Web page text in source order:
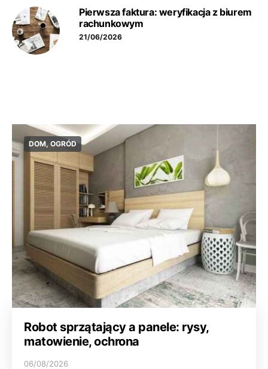
Pierwsza faktura: weryfikacja z biurem
rachunkowym
21/06/2026
DOM, OGRÓD
Robot sprzątający a panele: rysy,
matowienie, ochrona
06/08/2026